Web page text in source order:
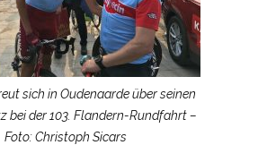
sich in Oudenaarde über seinen
bei der 103. Flandern-Rundfahrt –
Foto: Christoph Sicars